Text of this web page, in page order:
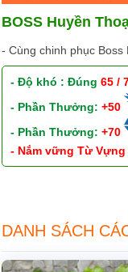
BOSS Huyền
- Cùng chinh phục Boss
- Độ khó : Đúng65 /
- Phần Thưởng:+50
- Phần Thưởng:+70
- Nắm vững Từ
DANH SÁCH